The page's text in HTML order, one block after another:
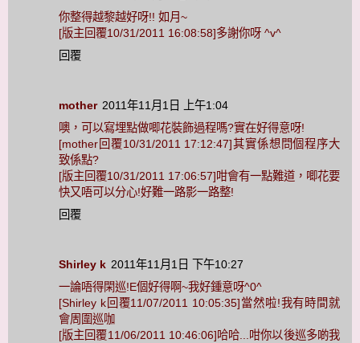
你整得越黎越好呀!! 如月~
[版主回覆10/31/2011 16:08:58]多謝你呀 ^v^
回覆
mother 2011年11月1日 上午1:04
噢，可以寫埋點做唧花裝飾過程嗎?實在好得意呀!
[mother回覆10/31/2011 17:12:47]其實係想問個程序大
致係點?
[版主回覆10/31/2011 17:06:57]咁會有一點難道，唧花要
快又唔可以分心!好難一路影一路整!
回覆
Shirley k 2011年11月1日 下午10:27
一論唔得閑巡!E個好得啊~我好鍾意呀^0^
[Shirley k回覆11/07/2011 10:05:35]當然啦!我有時間就
會周圍巡咖
[版主回覆11/06/2011 10:46:06]哈哈...咁你以後巡多啲我